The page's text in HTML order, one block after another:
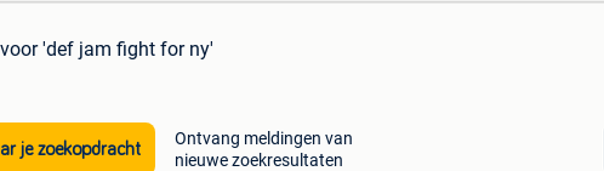
voor 'def jam fight for ny'
je zoekopdracht
Ontvang meldingen van
nieuwe zoekresultaten